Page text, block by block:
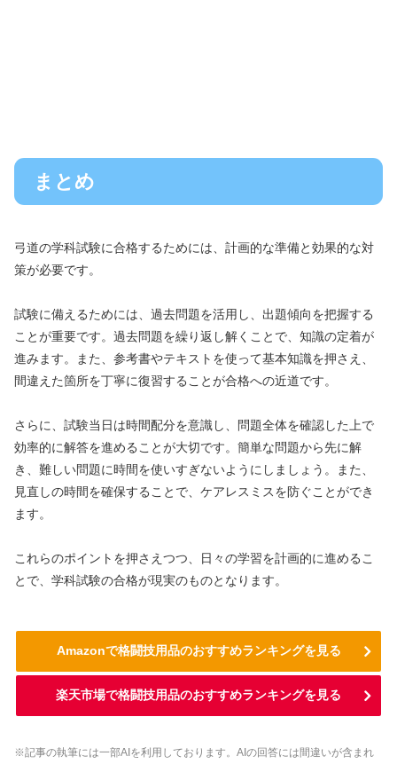
まとめ
弓道の学科試験に合格するためには、計画的な準備と効果的な対
策が必要です。
試験に備えるためには、過去問題を活用し、出題傾向を把握する
ことが重要です。過去問題を繰り返し解くことで、知識の定着が
進みます。また、参考書やテキストを使って基本知識を押さえ、
間違えた箇所を丁寧に復習することが合格への近道です。
さらに、試験当日は時間配分を意識し、問題全体を確認した上で
効率的に解答を進めることが大切です。簡単な問題から先に解
き、難しい問題に時間を使いすぎないようにしましょう。また、
見直しの時間を確保することで、ケアレスミスを防ぐことができ
ます。
これらのポイントを押さえつつ、日々の学習を計画的に進めるこ
とで、学科試験の合格が現実のものとなります。
Amazonで格闘技用品のおすすめランキングを見る
楽天市場で格闘技用品のおすすめランキングを見る
※記事の執筆には一部AIを利用しております。AIの回答には間違いが含まれ